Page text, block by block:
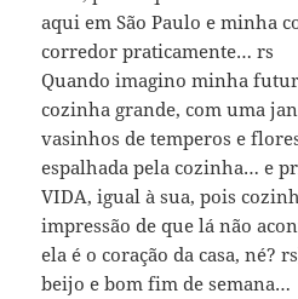
aqui em São Paulo e minha
corredor praticamente… rs
Quando imagino minha
cozinha grande, com uma
vasinhos de temperos e
espalhada pela cozinha… e
VIDA, igual à sua, pois
impressão de que lá não
ela é o coração da casa, né?
beijo e bom fim de semana…